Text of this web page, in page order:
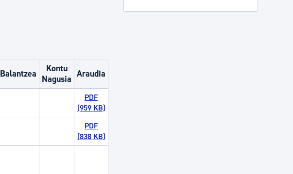
Balantzea
Kontu
Nagusia Araudia
PDF
(959 KB)
PDF
(838 KB)